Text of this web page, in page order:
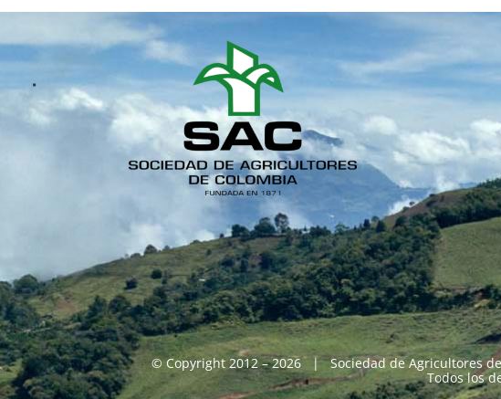
© Copyright 2012 – 2026 | Sociedad de Agricultores
Todos los